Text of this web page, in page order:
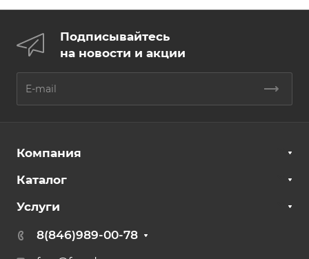
Подписывайтесь
на новости и акции
Компания
Каталог
Услуги
8(846)989-00-78